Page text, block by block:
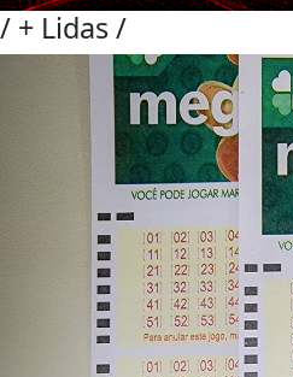
/ + Lidas/